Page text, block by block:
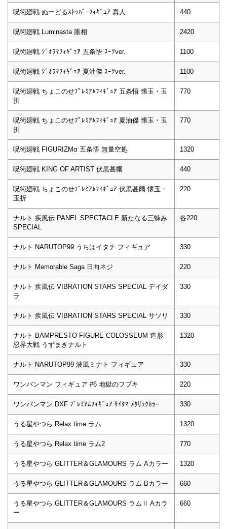
呪術廻戦 ぬーどるｽﾄｯﾊﾟｰﾌｨｷﾞｭｱ 真人 440
呪術廻戦 Luminasta 脹相 2420
呪術廻戦 ｼﾞｵﾗﾏﾌｨｷﾞｭｱ 五条悟 ｽｰﾂver. 1100
呪術廻戦 ｼﾞｵﾗﾏﾌｨｷﾞｭｱ 夏油傑 ｽｰﾂver. 1100
呪術廻戦 ちょこのせﾌﾟﾚﾐｱﾑﾌｨｷﾞｭｱ 五条悟 懐玉・玉
折
770
呪術廻戦 ちょこのせﾌﾟﾚﾐｱﾑﾌｨｷﾞｭｱ 夏油傑 懐玉・玉
折
770
呪術廻戦 FIGURIZMα 五条悟 無量空処 1320
呪術廻戦 KING OF ARTIST 伏黒甚爾 440
呪術廻戦 ちょこのせﾌﾟﾚﾐｱﾑﾌｨｷﾞｭｱ 伏黒甚爾 懐玉・
玉折
220
ナルト 疾風伝 PANEL SPECTACLE 新たなる三竦み
SPECIAL
各220
ナルト NARUTOP99 うちはイタチ フィギュア 330
ナルト Memorable Saga 日向ネジ 220
ナルト 疾風伝 VIBRATION STARS SPECIAL デイダ
ラ
330
ナルト 疾風伝 VIBRATION STARS SPECIAL サソリ 330
ナルト BAMPRESTO FIGURE COLOSSEUM 造形
忍界大戦 うずまきナルト
1320
ナルト NARUTOP99 波風ミナト フィギュア 330
ワンパンマン フィギュア #6 地獄のフブキ 220
ワンパンマン DXF ﾌﾟﾚﾐｱﾑﾌｨｷﾞｭｱ ｻｲﾀﾏ ﾒﾀﾘｯｸｶﾗｰ 330
うる星やつら Relax time ラム 1320
うる星やつら Relax time ラム2 770
うる星やつら GLITTER＆GLAMOURS ラム Aカラー 1320
うる星やつら GLITTER＆GLAMOURS ラム Bカラー 660
うる星やつら GLITTER＆GLAMOURS ラムⅡ Aカラ
ー
660